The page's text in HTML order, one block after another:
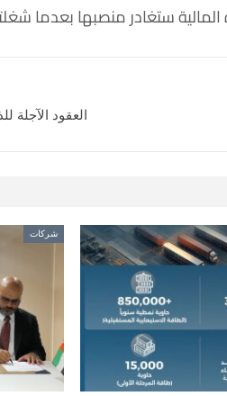
ستغادر منصبها بعدما شغلته على
العقود الآجلة
شركات